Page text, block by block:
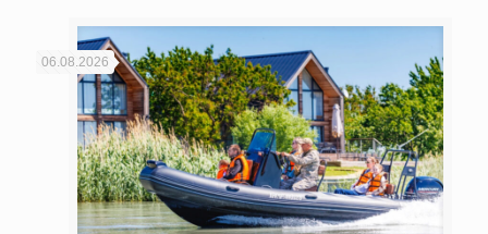
06.08.2026